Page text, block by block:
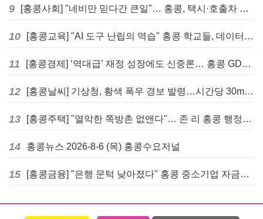
9 [홍콩사회] "네비만 믿다간 큰일"… 홍콩, 택시·호출차 통합 시험 도입하며 규제 본격화
10 [홍콩교육] "AI 도구 난립의 역습" 홍콩 학교들, 데이터 고립에 교육 효과 평가 비상
11 [홍콩경제] ‘역대급’ 재정 성장에도 신중론… 홍콩 GDP 전망 상향 속 “지정학적 리스크 경계”
12 [홍콩날씨] 기상청, 황색 폭우 경보 발령…시간당 30mm 이상 강우 예보
13 [홍콩주택] "열악한 쪽방촌 없앤다"… 존 리 홍콩 행정장관, 4년 내 단계적 폐지 선언
14 홍콩뉴스 2026-8-6 (목) 홍콩수요저널
15 [홍콩금융] "은행 문턱 낮아졌다" 홍콩 중소기업 자금줄 숨통 트이나… HKMA "2분기 신용 조건 안정적"